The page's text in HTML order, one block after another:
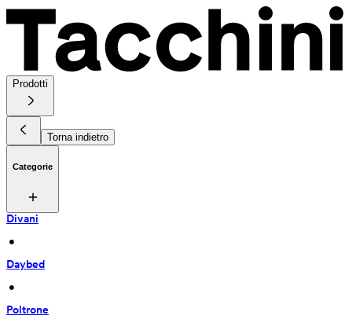
Prodotti
Torna indietro
Categorie
Divani
•
Daybed
•
Poltrone